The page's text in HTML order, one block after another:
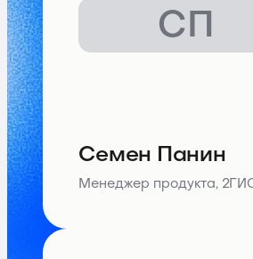
СП
Семен Панин
Менеджер продукта,